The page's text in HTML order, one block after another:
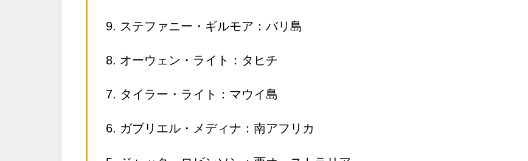
9. ステファニー・ギルモア：バリ島
8. オーウェン・ライト：タヒチ
7. タイラー・ライト：マウイ島
6. ガブリエル・メディナ：南アフリカ